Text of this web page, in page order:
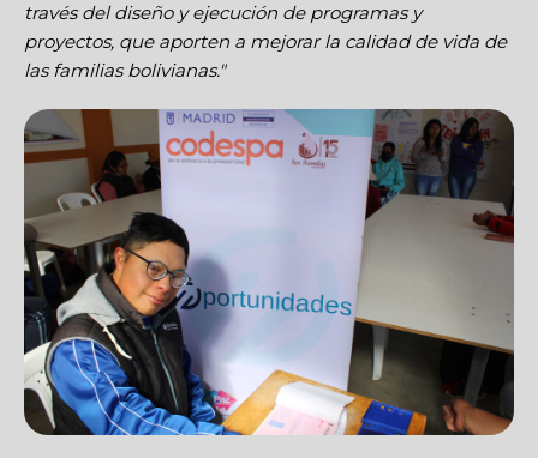
través del diseño y ejecución de programas y
proyectos, que aporten a mejorar la calidad de vida de
las familias bolivianas."